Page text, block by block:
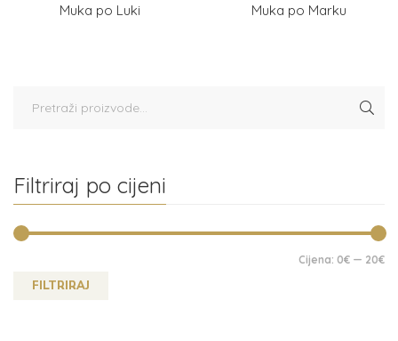
Muka po Luki Muka po Marku
Filtriraj po cijeni
FILTRIRAJ
Cijena: 0€ — 20€